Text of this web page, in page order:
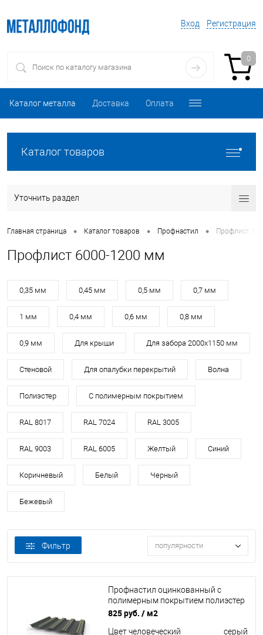
Вход Регистрация
0
Каталог металла Доставка Оплата
Каталог товаров
Уточнить раздел
Главная страница • Каталог товаров • Профнастил • Профлист
Профлист 6000-1200 мм
0,35 мм 0,45 мм 0,5 мм 0,7 мм
1 мм 0,4 мм 0,6 мм 0,8 мм
0,9 мм Для крыши Для забора 2000х1150 мм
Стеновой Для опалубки перекрытий Волна
Полиэстер С полимерным покрытием
RAL 8017 RAL 7024 RAL 3005
RAL 9003 RAL 6005 Желтый Синий
Коричневый Белый Черный
Бежевый
Фильтр популярности
Профнастил оцинкованный с
полимерным покрытием полиэстер
НС44 buildstor 0,5х1047мм RAL 7024
825 руб. / м2
Цвет человеческий серый